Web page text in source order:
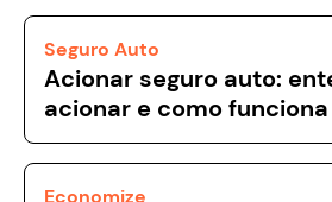
Seguro Auto
Acionar seguro auto:
acionar e como funciona
Economize